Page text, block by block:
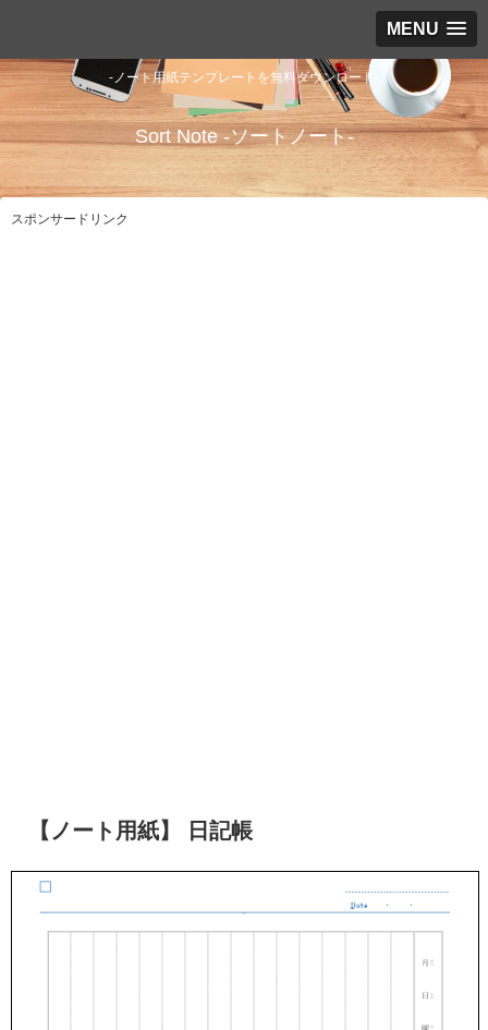
MENU
-ノート用紙テンプレートを無料ダウンロード-
Sort Note -ソートノート-
スポンサードリンク
【ノート用紙】 日記帳